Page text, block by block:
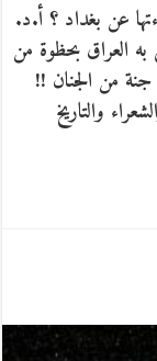
نبوءتها عن بغداد ؟ أ.د.
العراق بحظوة من
جنة من الجنان !!
والتاريخ